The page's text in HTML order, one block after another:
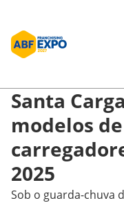
Santa
modelos
2025
Sob o guarda-chuva